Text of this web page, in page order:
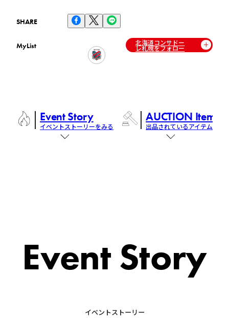
SHARE
MyList 北海道コンサドー
レ札幌をフォロー
Event Story
イベントストーリーをみる
AUCTION Items
出品されているアイテム
Event Story
イベントストーリー